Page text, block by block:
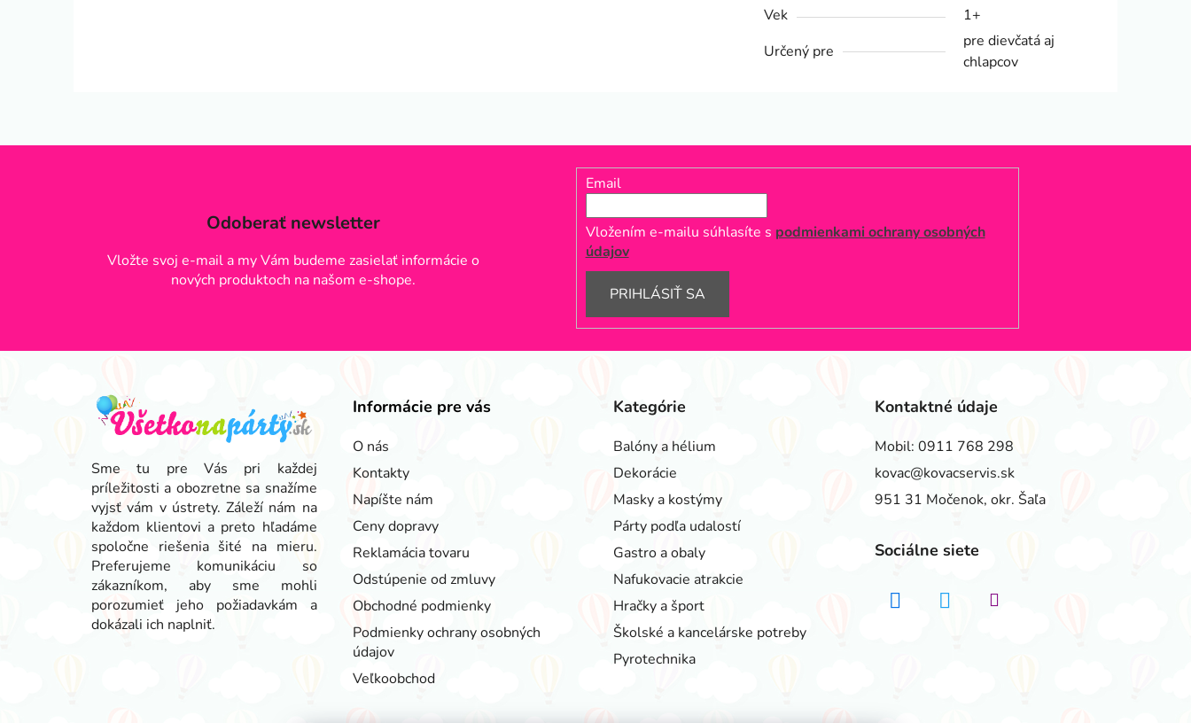
Vek
1+
Určený pre
pre dievčatá aj
chlapcov
Odoberať newsletter
Vložte svoj e-mail a my Vám budeme zasielať informácie o
nových produktoch na našom e-shope.
Email
Vložením e-mailu súhlasíte s podmienkami ochrany osobných
údajov
PRIHLÁSIŤ SA
Sme tu pre Vás pri každej
príležitosti a obozretne sa snažíme
vyjsť vám v ústrety. Záleží nám na
každom klientovi a preto hľadáme
spoločne riešenia šité na mieru.
Preferujeme komunikáciu so
zákazníkom, aby sme mohli
porozumieť jeho požiadavkám a
dokázali ich naplniť.
Informácie pre vás
O nás
Kontakty
Napíšte nám
Ceny dopravy
Reklamácia tovaru
Odstúpenie od zmluvy
Obchodné podmienky
Podmienky ochrany osobných
údajov
Veľkoobchod
Kategórie
Balóny a hélium
Dekorácie
Masky a kostýmy
Párty podľa udalostí
Gastro a obaly
Nafukovacie atrakcie
Hračky a šport
Školské a kancelárske potreby
Pyrotechnika
Kontaktné údaje
Mobil: 0911 768 298
kovac@kovacservis.sk
951 31 Močenok, okr. Šaľa
Sociálne siete